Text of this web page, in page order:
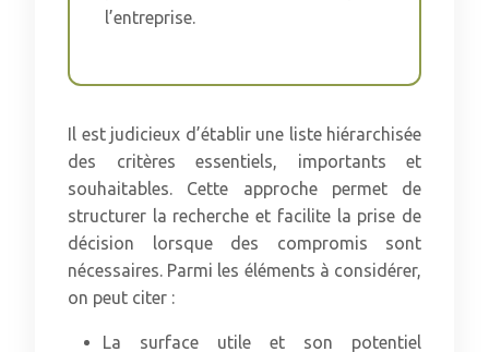
l’entreprise.
Il est judicieux d’établir une liste hiérarchisée
des critères essentiels, importants et
souhaitables. Cette approche permet de
structurer la recherche et facilite la prise de
décision lorsque des compromis sont
nécessaires. Parmi les éléments à considérer,
on peut citer :
La surface utile et son potentiel